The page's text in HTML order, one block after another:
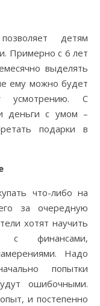
детям
Примерно с 6 лет
выделять
ему можно будет
усмотрению. С
деньги с умом –
подарки в
что-либо на
за очередную
хотят научить
с финансами,
Надо
попытки
ошибочными.
и постепенно